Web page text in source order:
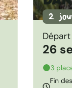
2
26
3
Fin